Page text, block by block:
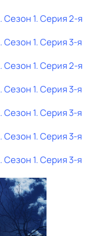
. Сезон 1. Серия 2-я
. Сезон 1. Серия 3-я
. Сезон 1. Серия 2-я
. Сезон 1. Серия 3-я
. Сезон 1. Серия 3-я
. Сезон 1. Серия 3-я
. Сезон 1. Серия 3-я